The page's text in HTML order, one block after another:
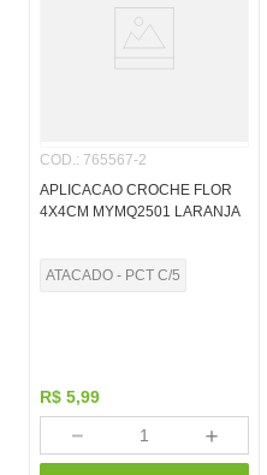
COD.: 765567-2
APLICACAO CROCHE FLOR
4X4CM MYMQ2501 LARANJA
ATACADO - PCT C/5
R$ 5,99
＋
－